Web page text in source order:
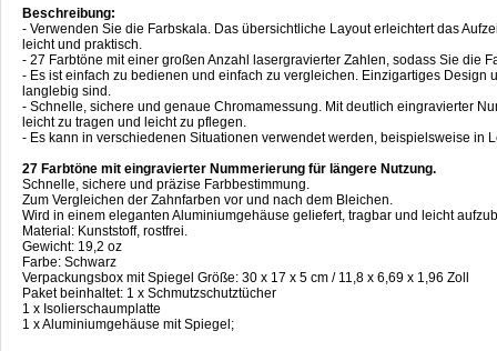
Beschreibung:
- Verwenden Sie die Farbskala. Das übersichtliche Layout erleichtert das
leicht und praktisch.
- 27 Farbtöne mit einer großen Anzahl lasergravierter Zahlen, sodass Sie die
- Es ist einfach zu bedienen und einfach zu vergleichen. Einzigartiges
langlebig sind.
- Schnelle, sichere und genaue Chromamessung. Mit deutlich eingravierter
leicht zu tragen und leicht zu pflegen.
- Es kann in verschiedenen Situationen verwendet werden, beispielsweise in
27 Farbtöne mit eingravierter Nummerierung für längere Nutzung.
Schnelle, sichere und präzise Farbbestimmung.
Zum Vergleichen der Zahnfarben vor und nach dem Bleichen.
Wird in einem eleganten Aluminiumgehäuse geliefert, tragbar und leicht
Material: Kunststoff, rostfrei.
Gewicht: 19,2 oz
Farbe: Schwarz
Verpackungsbox mit Spiegel Größe: 30 x 17 x 5 cm / 11,8 x 6,69 x 1,96 Zoll
Paket beinhaltet: 1 x Schmutzschutztücher
1 x Isolierschaumplatte
1 x Aluminiumgehäuse mit Spiegel;